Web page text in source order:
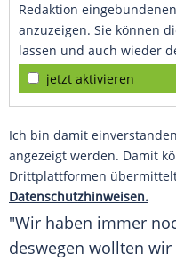
Redaktion
anzuzeigen. Sie können
lassen und auch wieder
jetzt aktivieren
Ich bin damit
angezeigt werden. Damit
Drittplattformen
Datenschutzhinweisen.
"Wir haben immer
deswegen wollten